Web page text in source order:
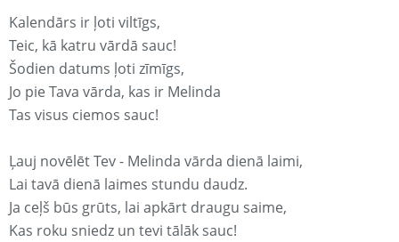
Kalendārs ir ļoti viltīgs,
Teic, kā katru vārdā sauc!
Šodien datums ļoti zīmīgs,
Jo pie Tava vārda, kas ir Melinda
Tas visus ciemos sauc!
Ļauj novēlēt Tev - Melinda vārda dienā laimi,
Lai tavā dienā laimes stundu daudz.
Ja ceļš būs grūts, lai apkārt draugu saime,
Kas roku sniedz un tevi tālāk sauc!